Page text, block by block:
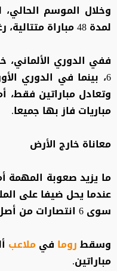
وخلال الموسم
لمدة 48 مباراة متتالية، رغم اقتراب الموسم من نهايته
مباريات فاز بها جميعا.
معاناة خارج الأرض
ما يزيد صعوبة المهمة
عندما يحل ضيفا على
سوى 6 انتصارات من أصل 20 مباراة لعبها.
وسقطروما فيملاعب
مباراتين.